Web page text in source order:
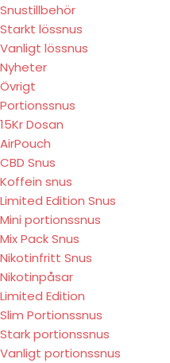
Snustillbehör
Starkt lössnus
Vanligt lössnus
Nyheter
Övrigt
Portionssnus
15Kr Dosan
AirPouch
CBD Snus
Koffein snus
Limited Edition Snus
Mini portionssnus
Mix Pack Snus
Nikotinfritt Snus
Nikotinpåsar
Limited Edition
Slim Portionssnus
Stark portionssnus
Vanligt portionssnus